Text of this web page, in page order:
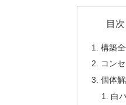
目次
構築
コン
個体
白